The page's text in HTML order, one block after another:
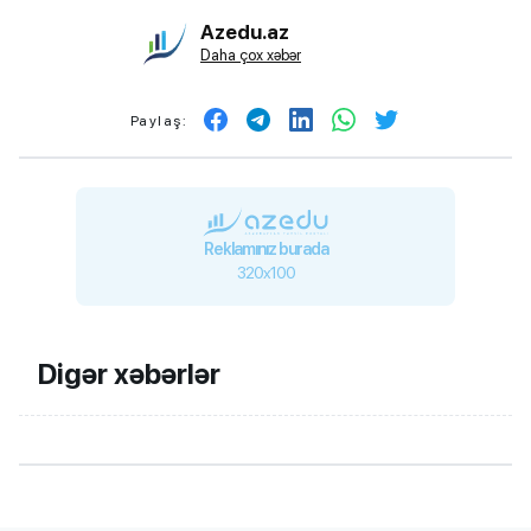
Azedu.az
Daha çox xəbər
Paylaş:
Reklamınız burada
320x100
Digər xəbərlər